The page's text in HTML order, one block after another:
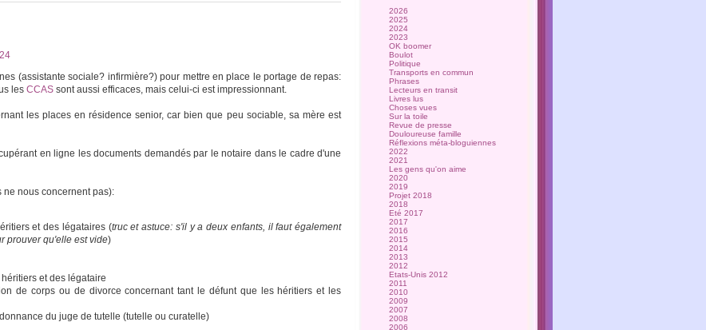
(assistante sociale? infirmière?) pour mettre en place le portage de repas:
les CCAS sont aussi efficaces, mais celui-ci est impressionnant.
les places en résidence senior, car bien que peu sociable, sa mère est
en ligne les documents demandés par le notaire dans le cadre d'une
ne nous concernent pas):
et des légataires (truc et astuce: s'il y a deux enfants, il faut également
prouver qu'elle est vide)
et des légataire
de corps ou de divorce concernant tant le défunt que les héritiers et les
du juge de tutelle (tutelle ou curatelle)
2026
2025
2024
2023
OK boomer
Boulot
Politique
Transports en commun
Phrases
Lecteurs en transit
Livres lus
Choses vues
Sur la toile
Revue de presse
Douloureuse famille
Réflexions méta-bloguiennes
2022
2021
Les gens qu'on aime
2020
2019
Projet 2018
2018
Eté 2017
2017
2016
2015
2014
2013
2012
Etats-Unis 2012
2011
2010
2009
2007
2008
2006